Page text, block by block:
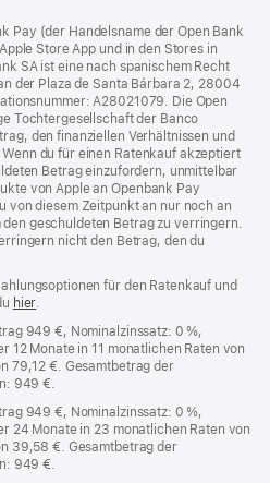
Pay (der Handelsname der Open Bank
Store App und in den Stores in
SA ist eine nach spanischem Recht
der Plaza de Santa Bárbara 2, 28004
A28021079. Die Open
Tochtergesellschaft der Banco
den finanziellen Verhältnissen und
du für einen Ratenkauf akzeptiert
Betrag einzufordern, unmittelbar
von Apple an Openbank Pay
von diesem Zeitpunkt an nur noch an
geschuldeten Betrag zu verringern.
nicht den Betrag, den du
für den Ratenkauf und
hier(Öffnet
neues
Fenster)
.
949 €, Nominalzinssatz: 0 %,
12 Monate in 11 monatlichen Raten von
79,12 €. Gesamtbetrag der
949 €.
949 €, Nominalzinssatz: 0 %,
24 Monate in 23 monatlichen Raten von
39,58 €. Gesamtbetrag der
949 €.